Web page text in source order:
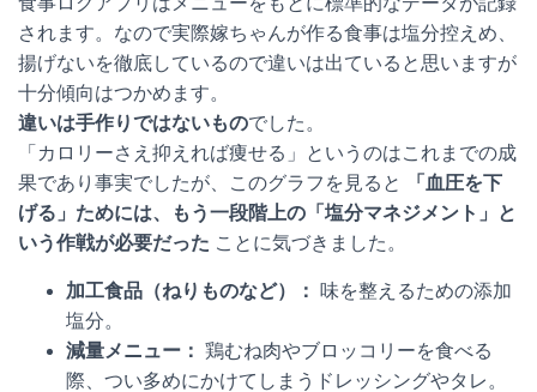
されます。なので実際嫁ちゃんが作る食事は塩分控えめ、
揚げないを徹底しているので違いは出ていると思いますが
十分傾向はつかめます。
違いは手作りではないものでした。
「カロリーさえ抑えれば痩せる」というのはこれまでの成
果であり事実でしたが、このグラフを見ると
「血圧を下
げる」ためには、もう一段階上の「塩分マネジメント」と
いう作戦が必要だった ことに気づきました。
加工食品（ねりものなど）：
味を整えるための添加
塩分。
減量メニュー： 鶏むね肉やブロッコリーを食べる
際、つい多めにかけてしまうドレッシングやタレ。